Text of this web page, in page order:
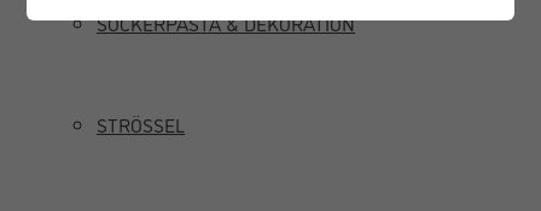
SOCKERPASTA & DEKORATION
STRÖSSEL